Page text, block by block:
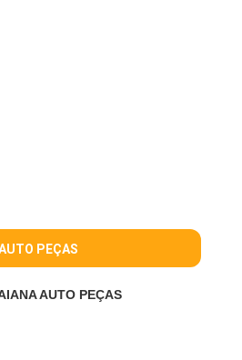
PEÇAS
AUTO PEÇAS